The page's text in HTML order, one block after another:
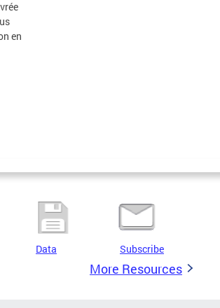
en
Data Subscribe
More Resources